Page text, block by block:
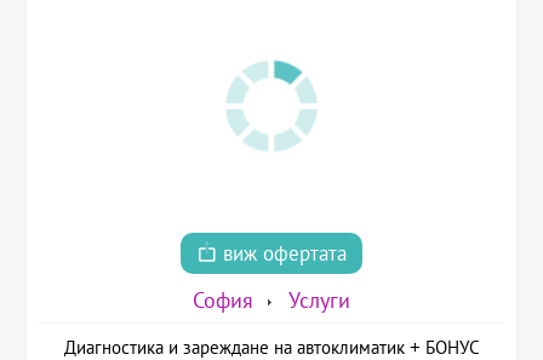
виж офертата
София Услуги
Диагностика и зареждане на автоклиматик + БОНУС